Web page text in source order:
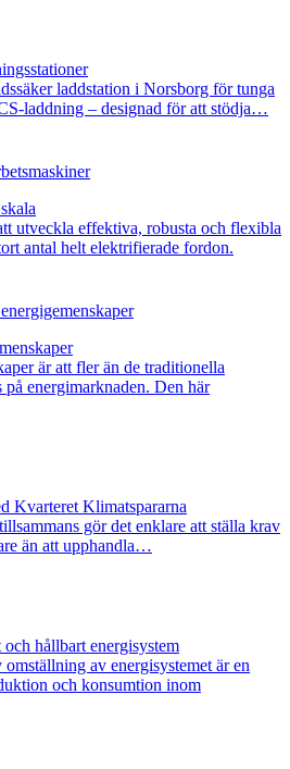
laddstation i Norsborg för tunga
laddning – designad för att stödja…
utveckla effektiva, robusta och flexibla
antal helt elektrifierade fordon.
är att fler än de traditionella
energimarknaden. Den här
Kvarteret Klimatspararna
gör det enklare att ställa krav
än att upphandla…
hållbart energisystem
av energisystemet är en
och konsumtion inom